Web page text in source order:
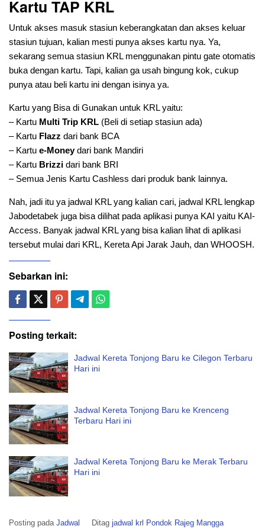
Kartu TAP KRL
Untuk akses masuk stasiun keberangkatan dan akses keluar
stasiun tujuan, kalian mesti punya akses kartu nya. Ya,
sekarang semua stasiun KRL menggunakan pintu gate otomatis
buka dengan kartu. Tapi, kalian ga usah bingung kok, cukup
punya atau beli kartu ini dengan isinya ya.
Kartu yang Bisa di Gunakan untuk KRL yaitu:
– Kartu Multi Trip KRL (Beli di setiap stasiun ada)
– Kartu Flazz dari bank BCA
– Kartu e-Moneydari bank Mandiri
– Kartu Brizzi dari bank BRI
– Semua Jenis Kartu Cashless dari produk bank lainnya.
Nah, jadi itu ya jadwal KRL yang kalian cari, jadwal KRL lengkap
Jabodetabek juga bisa dilihat pada aplikasi punya KAI yaitu KAI-
Access. Banyak jadwal KRL yang bisa kalian lihat di aplikasi
tersebut mulai dari KRL, Kereta Api Jarak Jauh, dan WHOOSH.
Sebarkan ini:
Posting terkait:
Jadwal Kereta Tonjong Baru ke Cilegon Terbaru
Hari ini
Jadwal Kereta Tonjong Baru ke Krenceng
Terbaru Hari ini
Jadwal Kereta Tonjong Baru ke Merak Terbaru
Hari ini
Posting pada Jadwal Ditag jadwal krl Pondok Rajeg Mangga